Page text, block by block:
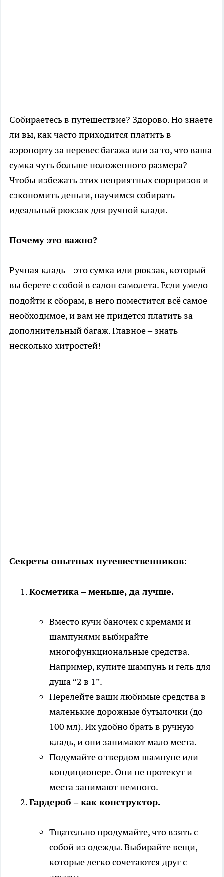
Собираетесь в путешествие? Здорово. Но знаете
ли вы, как часто приходится платить в
аэропорту за перевес багажа или за то, что ваша
сумка чуть больше положенного размера?
Чтобы избежать этих неприятных сюрпризов и
сэкономить деньги, научимся собирать
идеальный рюкзак для ручной клади.
Почему это важно?
Ручная кладь – это сумка или рюкзак, который
вы берете с собой в салон самолета. Если умело
подойти к сборам, в него поместится всё самое
необходимое, и вам не придется платить за
дополнительный багаж. Главное – знать
несколько хитростей!
Секреты опытных путешественников:
Косметика – меньше, да лучше.
Вместо кучи баночек с кремами и
шампунями выбирайте
многофункциональные средства.
Например, купите шампунь и гель для
душа “2 в 1”.
Перелейте ваши любимые средства в
маленькие дорожные бутылочки (до
100 мл). Их удобно брать в ручную
кладь, и они занимают мало места.
Подумайте о твердом шампуне или
кондиционере. Они не протекут и
места занимают немного.
Гардероб – как конструктор.
Тщательно продумайте, что взять с
собой из одежды. Выбирайте вещи,
которые легко сочетаются друг с